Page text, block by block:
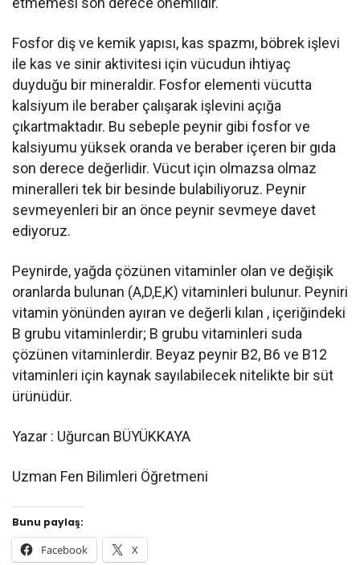
Fosfor diş ve kemik yapısı, kas spazmı, böbrek işlevi
ile kas ve sinir aktivitesi için vücudun ihtiyaç
duyduğu bir mineraldir. Fosfor elementi vücutta
kalsiyum ile beraber çalışarak işlevini açığa
çıkartmaktadır. Bu sebeple peynir gibi fosfor ve
kalsiyumu yüksek oranda ve beraber içeren bir gıda
son derece değerlidir. Vücut için olmazsa olmaz
mineralleri tek bir besinde bulabiliyoruz. Peynir
sevmeyenleri bir an önce peynir sevmeye davet
ediyoruz.
Peynirde, yağda çözünen vitaminler olan ve değişik
oranlarda bulunan (A,D,E,K) vitaminleri bulunur. Peyniri
vitamin yönünden ayıran ve değerli kılan , içeriğindeki
B grubu vitaminlerdir; B grubu vitaminleri suda
çözünen vitaminlerdir. Beyaz peynir B2, B6 ve B12
vitaminleri için kaynak sayılabilecek nitelikte bir süt
ürünüdür.
Yazar : Uğurcan BÜYÜKKAYA
Uzman Fen Bilimleri Öğretmeni
Bunu paylaş:
Facebook X